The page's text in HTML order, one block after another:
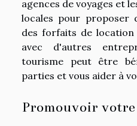
agences de voyages et
locales pour proposer
des forfaits de
avec d'autres
tourisme peut être
parties et vous aider à
Promouvoir